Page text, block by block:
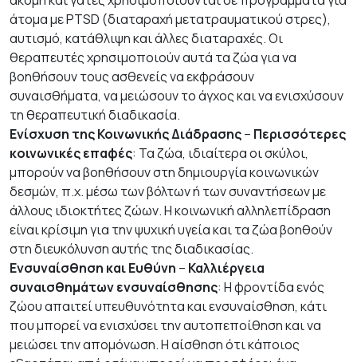
άτομα με PTSD (διαταραχή μετατραυματικού στρες),
αυτισμό, κατάθλιψη και άλλες διαταραχές. Οι
θεραπευτές χρησιμοποιούν αυτά τα ζώα για να
βοηθήσουν τους ασθενείς να εκφράσουν
συναισθήματα, να μειώσουν το άγχος και να ενισχύσουν
τη θεραπευτική διαδικασία.
Ενίσχυση της Κοινωνικής Διάδρασης– Περισσότερες
κοινωνικές επαφές: Τα ζώα, ιδιαίτερα οι σκύλοι,
μπορούν να βοηθήσουν στη δημιουργία κοινωνικών
δεσμών, π.χ. μέσω των βόλτων ή των συναντήσεων με
άλλους ιδιοκτήτες ζώων. Η κοινωνική αλληλεπίδραση
είναι κρίσιμη για την ψυχική υγεία και τα ζώα βοηθούν
στη διευκόλυνση αυτής της διαδικασίας.
Ενσυναίσθηση και Ευθύνη – Καλλιέργεια
συναισθημάτων ενσυναίσθησης: Η φροντίδα ενός
ζώου απαιτεί υπευθυνότητα και ενσυναίσθηση, κάτι
που μπορεί να ενισχύσει την αυτοπεποίθηση και να
μειώσει την απομόνωση. Η αίσθηση ότι κάποιος